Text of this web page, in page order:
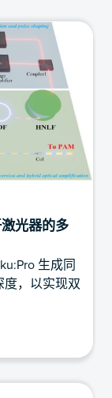
光器的多
生成同
，以实现双